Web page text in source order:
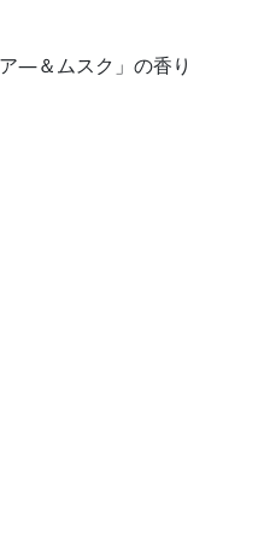
―＆ムスク」の香り